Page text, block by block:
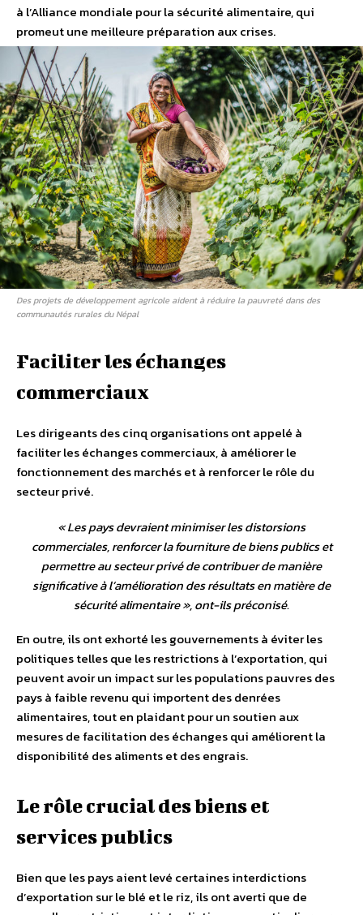
à l’Alliance mondiale pour la sécurité alimentaire, qui
promeut une meilleure préparation aux crises.
Des projets de développement agricole aident à réduire la pauvreté dans des
communautés rurales du Népal
Faciliter les échanges
commerciaux
Les dirigeants des cinq organisations ont appelé à
faciliter les échanges commerciaux, à améliorer le
fonctionnement des marchés et à renforcer le rôle du
secteur privé.
«Les pays devraient minimiser les distorsions
commerciales, renforcer la fourniture de biens publics et
permettre au secteur privé de contribuer de manière
significative à l’amélioration des résultats en matière de
sécurité alimentaire», ont-ils préconisé.
En outre, ils ont exhorté les gouvernements à éviter les
politiques telles que les restrictions à l’exportation, qui
peuvent avoir un impact sur les populations pauvres des
pays à faible revenu qui importent des denrées
alimentaires, tout en plaidant pour un soutien aux
mesures de facilitation des échanges qui améliorent la
disponibilité des aliments et des engrais.
Le rôle crucial des biens et
services publics
Bien que les pays aient levé certaines interdictions
d’exportation sur le blé et le riz, ils ont averti que de